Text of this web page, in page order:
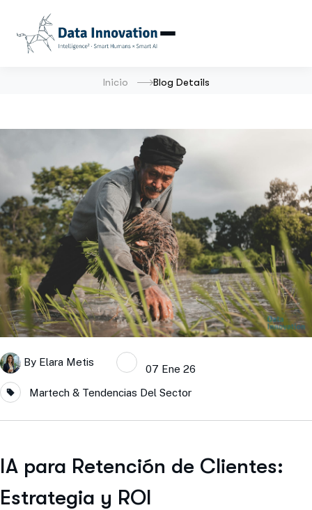
Inicio Blog Details
By Elara Metis
07 Ene 26
Martech & Tendencias Del Sector
IA para Retención de Clientes:
Estrategia y ROI